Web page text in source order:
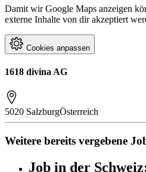
Damit wir Google Maps anzeigen
externe Inhalte von dir akzeptiert
Cookies anpassen
1618 divina AG
5020 SalzburgÖsterreich
Weitere bereits vergebene
Job in der